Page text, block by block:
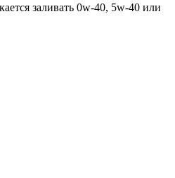
заливать 0w-40, 5w-40 или